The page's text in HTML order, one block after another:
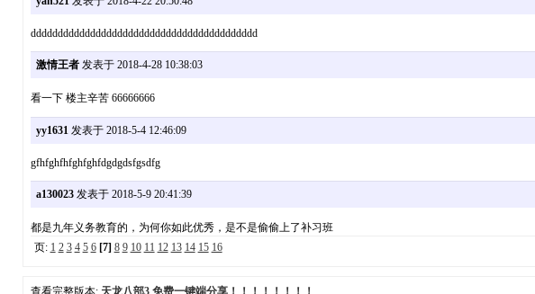
dddddddddddddddddddddddddddddddddddddddddd
激情王者发表于 2018-4-28 10:38:03
看一下 楼主辛苦 66666666
yy1631发表于 2018-5-4 12:46:09
gfhfghfhfghfghfdgdgdsfgsdfg
a130023发表于 2018-5-9 20:41:39
都是九年义务教育的，为何你如此优秀，是不是偷偷上了补习班
页: 1 2 3 4 5 6 [7] 8 9 10 11 12 13 14 15 16